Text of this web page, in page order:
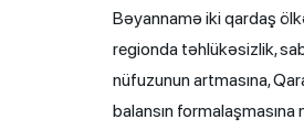
Bəyannamə iki qardaş
regionda təhlükəsizlik,
nüfuzunun artmasına,
balansın